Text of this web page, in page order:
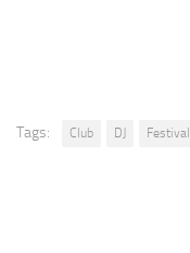
Tags: Club DJ Festival